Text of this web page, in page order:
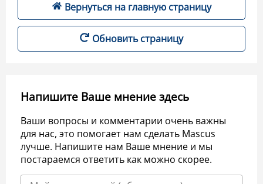
Вернуться на главную страницу
Обновить страницу
Напишите Ваше мнение здесь
Ваши вопросы и комментарии очень важны
для нас, это помогает нам сделать Mascus
лучше. Напишите нам Ваше мнение и мы
постараемся ответить как можно скорее.